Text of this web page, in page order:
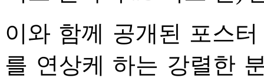
이와 함께 공개된 포스
를 연상케 하는 강렬한